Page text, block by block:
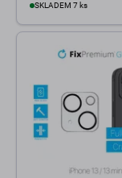
SKLADEM 7 ks